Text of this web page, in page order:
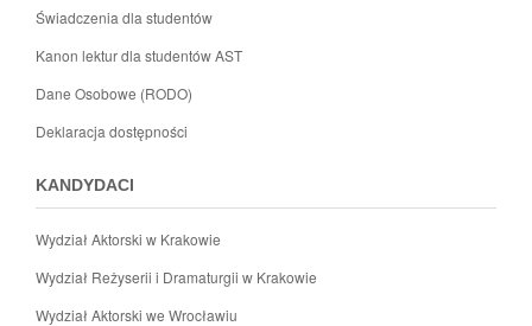
Świadczenia dla studentów
Kanon lektur dla studentów AST
Dane Osobowe (RODO)
Deklaracja dostępności
KANDYDACI
Wydział Aktorski w Krakowie
Wydział Reżyserii i Dramaturgii w Krakowie
Wydział Aktorski we Wrocławiu